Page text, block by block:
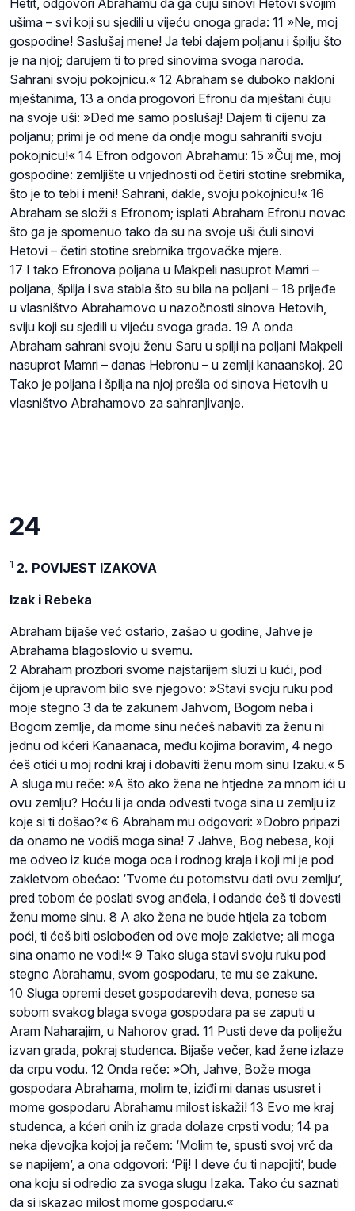
ušima – svi koji su sjedili u vijeću onoga grada: 11 »Ne, moj
gospodine! Saslušaj mene! Ja tebi dajem poljanu i špilju što
je na njoj; darujem ti to pred sinovima svoga naroda.
Sahrani svoju pokojnicu.« 12 Abraham se duboko nakloni
mještanima, 13 a onda progovori Efronu da mještani čuju
na svoje uši: »Ded me samo poslušaj! Dajem ti cijenu za
poljanu; primi je od mene da ondje mogu sahraniti svoju
pokojnicu!« 14 Efron odgovori Abrahamu: 15 »Čuj me, moj
gospodine: zemljište u vrijednosti od četiri stotine srebrnika,
što je to tebi i meni! Sahrani, dakle, svoju pokojnicu!« 16
Abraham se složi s Efronom; isplati Abraham Efronu novac
što ga je spomenuo tako da su na svoje uši čuli sinovi
Hetovi – četiri stotine srebrnika trgovačke mjere.
17 I tako Efronova poljana u Makpeli nasuprot Mamri –
poljana, špilja i sva stabla što su bila na poljani – 18 prijeđe
u vlasništvo Abrahamovo u nazočnosti sinova Hetovih,
sviju koji su sjedili u vijeću svoga grada. 19 A onda
Abraham sahrani svoju ženu Saru u spilji na poljani Makpeli
nasuprot Mamri – danas Hebronu – u zemlji kanaanskoj. 20
Tako je poljana i špilja na njoj prešla od sinova Hetovih u
vlasništvo Abrahamovo za sahranjivanje.
24
1 2. POVIJEST IZAKOVA
Izak i Rebeka
Abraham bijaše već ostario, zašao u godine, Jahve je
Abrahama blagoslovio u svemu.
2 Abraham prozbori svome najstarijem sluzi u kući, pod
čijom je upravom bilo sve njegovo: »Stavi svoju ruku pod
moje stegno 3 da te zakunem Jahvom, Bogom neba i
Bogom zemlje, da mome sinu nećeš nabaviti za ženu ni
jednu od kćeri Kanaanaca, među kojima boravim, 4 nego
ćeš otići u moj rodni kraj i dobaviti ženu mom sinu Izaku.« 5
A sluga mu reče: »A što ako žena ne htjedne za mnom ići u
ovu zemlju? Hoću li ja onda odvesti tvoga sina u zemlju iz
koje si ti došao?« 6 Abraham mu odgovori: »Dobro pripazi
da onamo ne vodiš moga sina! 7 Jahve, Bog nebesa, koji
me odveo iz kuće moga oca i rodnog kraja i koji mi je pod
zakletvom obećao: ‘Tvome ću potomstvu dati ovu zemlju’,
pred tobom će poslati svog anđela, i odande ćeš ti dovesti
ženu mome sinu. 8 A ako žena ne bude htjela za tobom
poći, ti ćeš biti oslobođen od ove moje zakletve; ali moga
sina onamo ne vodi!« 9 Tako sluga stavi svoju ruku pod
stegno Abrahamu, svom gospodaru, te mu se zakune.
10 Sluga opremi deset gospodarevih deva, ponese sa
sobom svakog blaga svoga gospodara pa se zaputi u
Aram Naharajim, u Nahorov grad. 11 Pusti deve da poliježu
izvan grada, pokraj studenca. Bijaše večer, kad žene izlaze
da crpu vodu. 12 Onda reče: »Oh, Jahve, Bože moga
gospodara Abrahama, molim te, iziđi mi danas ususret i
mome gospodaru Abrahamu milost iskaži! 13 Evo me kraj
studenca, a kćeri onih iz grada dolaze crpsti vodu; 14 pa
neka djevojka kojoj ja rečem: ‘Molim te, spusti svoj vrč da
se napijem’, a ona odgovori: ‘Pij! I deve ću ti napojiti’, bude
ona koju si odredio za svoga slugu Izaka. Tako ću saznati
da si iskazao milost mome gospodaru.«